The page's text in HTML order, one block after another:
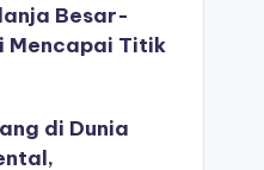
Besar-
Mencapai Titik
di Dunia